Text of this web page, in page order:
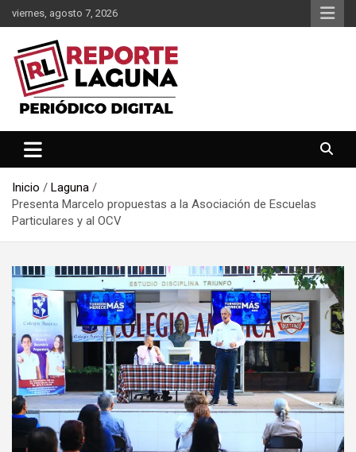
Saltar
al
contenido
viernes, agosto 7, 2026
Reporte Laguna
Inicio
Laguna
Presenta Marcelo propuestas a la Asociación de Escuelas
Particulares y al OCV